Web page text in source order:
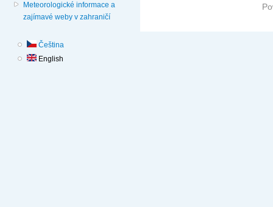
Meteorologické informace a
zajímavé weby v zahraničí
Čeština
English